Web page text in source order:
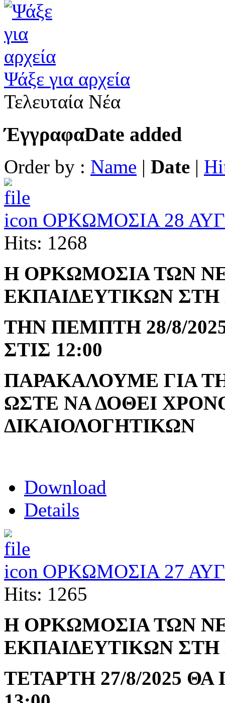
Ψάξε για αρχεία
Τελευταία Νέα
ΈγγραφαDate added
Order by : Name | Date |
ΟΡΚΩΜΟΣΙΑ 28
Hits: 1268
Η ΟΡΚΩΜΟΣΙΑ ΤΩΝ
ΕΚΠΑΙΔΕΥΤΙΚΩΝ ΣΤΗ
ΤΗΝ ΠΕΜΠΤΗ 28/8/
ΣΤΙΣ 12:00
ΠΑΡΑΚΑΛΟΥΜΕ ΓΙΑ
ΩΣΤΕ ΝΑ ΔΟΘΕΙ
ΔΙΚΑΙΟΛΟΓΗΤΙΚΩΝ
Download
Details
ΟΡΚΩΜΟΣΙΑ 27
Hits: 1265
Η ΟΡΚΩΜΟΣΙΑ ΤΩΝ
ΕΚΠΑΙΔΕΥΤΙΚΩΝ ΣΤΗ
ΤΕΤΑΡΤΗ 27/8/2025